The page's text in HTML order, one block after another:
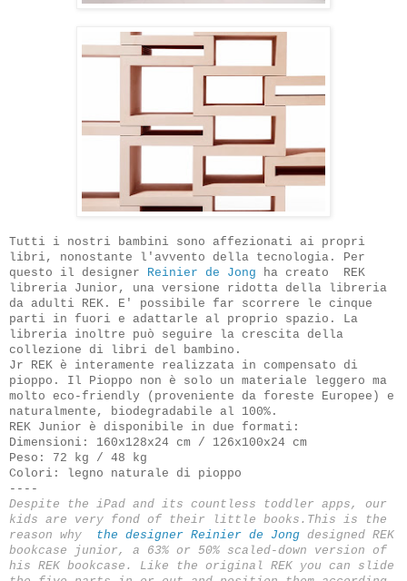
Tutti i nostri bambini sono affezionati ai propri
libri, nonostante l'avvento della tecnologia. Per
questo il designer Reinier de Jong ha creato
REK
libreria Junior , una versione
ridotta della libreria
da adulti REK . E' possibile far scorrere le
cinque
parti in fuori e adattarle al proprio spazio. La
libreria inoltre può seguire la crescita della
collezione di libri del bambino.
Jr
REK è interamente realizzata in
compensato di
pioppo . Il Pioppo non è solo un materiale leggero ma
molto
eco-friendly ( proveniente da foreste Europee)
e
naturalmente,
biodegradabile al 100% .
REK Junior è disponibile in due formati :
Dimensioni : 160x128x24 cm / 126x100x24
cm
Peso : 72 kg / 48 kg
Colori : legno naturale
di pioppo
----
Despite the iPad and its countless toddler apps, our
kids are very fond of their little books.This is the
reason why the designer Reinier de Jong designed REK
bookcase junior, a 63% or 50% scaled-down version of
his REK bookcase. Like the original REK you can slide